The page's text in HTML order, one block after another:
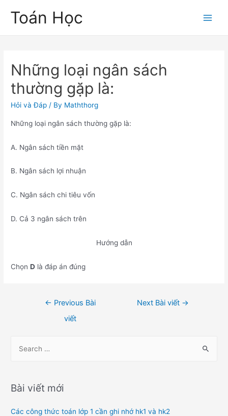
Toán Học
Những loại ngân sách
thường gặp là:
Hỏi và Đáp / By Maththorg
Những loại ngân sách thường gặp là:
A. Ngân sách tiền mặt
B. Ngân sách lợi nhuận
C. Ngân sách chi tiêu vốn
D. Cả 3 ngân sách trên
Hướng dẫn
ChọnD là đáp án đúng
← Previous Bài
viết
Next Bài viết →
r
h
Bài viết mới
Các công thức toán lớp 1 cần ghi nhớ hk1 và hk2